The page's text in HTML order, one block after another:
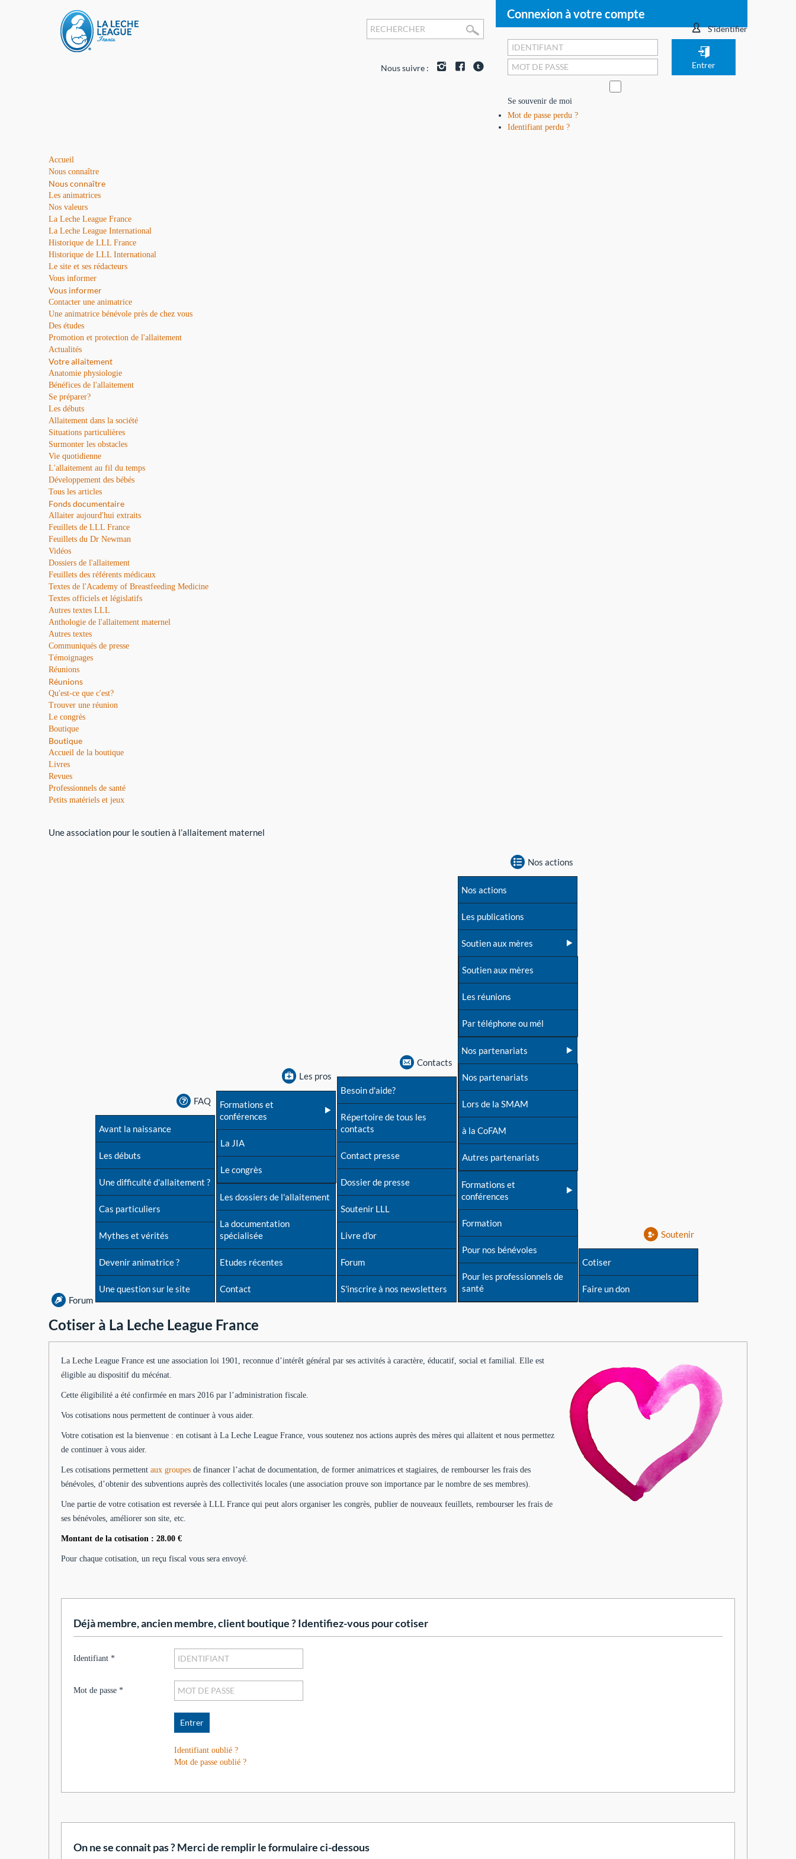
S'identifier
Connexion à votre compte
Se souvenir de moi
Mot de passe perdu ?
Identifiant perdu ?
Nous suivre :
Accueil
Nous connaître
Nous connaître
Les animatrices
Nos valeurs
La Leche League France
La Leche League International
Historique de LLL France
Historique de LLL International
Le site et ses rédacteurs
Vous informer
Vous informer
Contacter une animatrice
Une animatrice bénévole près de chez vous
Des études
Promotion et protection de l'allaitement
Actualités
Votre allaitement
Anatomie physiologie
Bénéfices de l'allaitement
Se préparer?
Les débuts
Allaitement dans la société
Situations particulières
Surmonter les obstacles
Vie quotidienne
L'allaitement au fil du temps
Développement des bébés
Tous les articles
Fonds documentaire
Allaiter aujourd'hui extraits
Feuillets de LLL France
Feuillets du Dr Newman
Vidéos
Dossiers de l'allaitement
Feuillets des référents médicaux
Textes de l'Academy of Breastfeeding Medicine
Textes officiels et législatifs
Autres textes LLL
Anthologie de l'allaitement maternel
Autres textes
Communiqués de presse
Témoignages
Réunions
Réunions
Qu'est-ce que c'est?
Trouver une réunion
Le congrès
Boutique
Boutique
Accueil de la boutique
Livres
Revues
Professionnels de santé
Petits matériels et jeux
Une association pour le soutien à l’allaitement maternel
Forum
FAQ
Avant la naissance
Les débuts
Une difficulté d'allaitement ?
Cas particuliers
Mythes et vérités
Devenir animatrice ?
Une question sur le site
Les pros
Formations et
conférences
La JIA
Le congrès
Les dossiers de l'allaitement
La documentation
spécialisée
Etudes récentes
Contact
Contacts
Besoin d'aide?
Répertoire de tous les
contacts
Contact presse
Dossier de presse
Soutenir LLL
Livre d'or
Forum
S'inscrire à nos newsletters
Nos actions
Nos actions
Les publications
Soutien aux mères
Soutien aux mères
Les réunions
Par téléphone ou mél
Nos partenariats
Nos partenariats
Lors de la SMAM
à la CoFAM
Autres partenariats
Formations et
conférences
Formation
Pour nos bénévoles
Pour les professionnels de
santé
Soutenir
Cotiser
Faire un don
Cotiser à La Leche League France
La Leche League France est une association loi 1901, reconnue d’intérêt général par ses activités à caractère, éducatif, social et familial. Elle est
éligible au dispositif du mécénat.
Cette éligibilité a été confirmée en mars 2016 par l’administration fiscale.
Vos cotisations nous permettent de continuer à vous aider.
Votre cotisation est la bienvenue : en cotisant à La Leche League France, vous soutenez nos actions auprès des mères qui allaitent et nous permettez
de continuer à vous aider.
Les cotisations permettent aux groupes de financer l’achat de documentation, de former animatrices et stagiaires, de rembourser les frais des
bénévoles, d’obtenir des subventions auprès des collectivités locales (une association prouve son importance par le nombre de ses membres).
Une partie de votre cotisation est reversée à LLL France qui peut alors organiser les congrès, publier de nouveaux feuillets, rembourser les frais de
ses bénévoles, améliorer son site, etc.
Montant de la cotisation : 28.00 €
Pour chaque cotisation, un reçu fiscal vous sera envoyé.
Déjà membre, ancien membre, client boutique ? Identifiez-vous pour cotiser
Identifiant *
Mot de passe *
Entrer
Identifiant oublié ?
Mot de passe oublié ?
On ne se connait pas ? Merci de remplir le formulaire ci-dessous